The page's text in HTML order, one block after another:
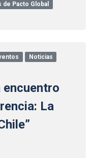
Pacto Global
Noticias
encuentro
La